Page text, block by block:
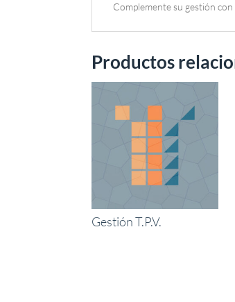
Complemente su gestión
Productos
Gestión T.P.V.